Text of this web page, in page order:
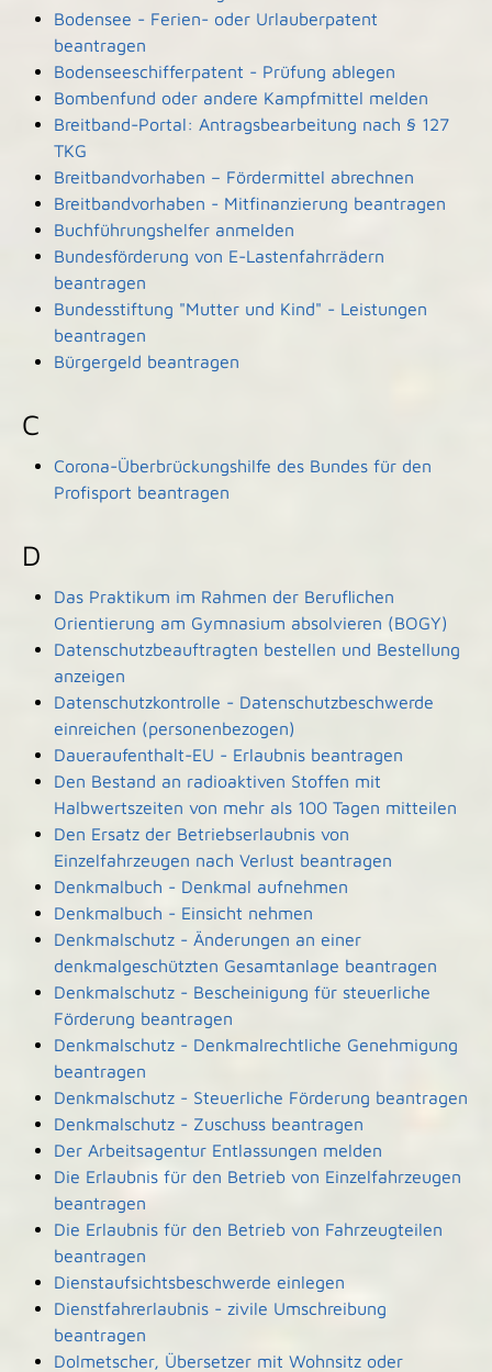
Bodensee - Ferien- oder Urlauberpatent
beantragen
Bodenseeschifferpatent - Prüfung ablegen
Bombenfund oder andere Kampfmittel melden
Breitband-Portal: Antragsbearbeitung nach § 127
TKG
Breitbandvorhaben – Fördermittel abrechnen
Breitbandvorhaben - Mitfinanzierung beantragen
Buchführungshelfer anmelden
Bundesförderung von E-Lastenfahrrädern
beantragen
Bundesstiftung "Mutter und Kind" - Leistungen
beantragen
Bürgergeld beantragen
C
Corona-Überbrückungshilfe des Bundes für den
Profisport beantragen
D
Das Praktikum im Rahmen der Beruflichen
Orientierung am Gymnasium absolvieren (BOGY)
Datenschutzbeauftragten bestellen und Bestellung
anzeigen
Datenschutzkontrolle - Datenschutzbeschwerde
einreichen (personenbezogen)
Daueraufenthalt-EU - Erlaubnis beantragen
Den Bestand an radioaktiven Stoffen mit
Halbwertszeiten von mehr als 100 Tagen mitteilen
Den Ersatz der Betriebserlaubnis von
Einzelfahrzeugen nach Verlust beantragen
Denkmalbuch - Denkmal aufnehmen
Denkmalbuch - Einsicht nehmen
Denkmalschutz - Änderungen an einer
denkmalgeschützten Gesamtanlage beantragen
Denkmalschutz - Bescheinigung für steuerliche
Förderung beantragen
Denkmalschutz - Denkmalrechtliche Genehmigung
beantragen
Denkmalschutz - Steuerliche Förderung beantragen
Denkmalschutz - Zuschuss beantragen
Der Arbeitsagentur Entlassungen melden
Die Erlaubnis für den Betrieb von Einzelfahrzeugen
beantragen
Die Erlaubnis für den Betrieb von Fahrzeugteilen
beantragen
Dienstaufsichtsbeschwerde einlegen
Dienstfahrerlaubnis - zivile Umschreibung
beantragen
Dolmetscher, Übersetzer mit Wohnsitz oder